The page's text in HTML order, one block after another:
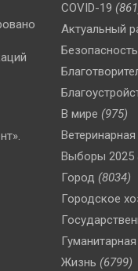
COVID-19
Актуальный
Безопасность
В мире (975)
Выборы 2025
Город (8034)
Городское
Жизнь (6799)